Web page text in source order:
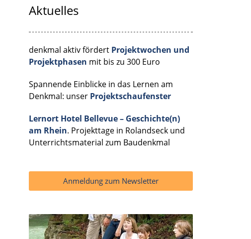
Aktuelles
denkmal aktiv fördert Projektwochen und
Projektphasen mit bis zu 300 Euro
Spannende Einblicke in das Lernen am
Denkmal: unser Projektschaufenster
Lernort Hotel Bellevue – Geschichte(n)
am Rhein. Projekttage in Rolandseck und
Unterrichtsmaterial zum Baudenkmal
Anmeldung zum Newsletter